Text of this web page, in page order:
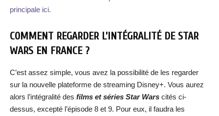
principale ici.
COMMENT REGARDER L’INTÉGRALITÉ DE STAR
WARS EN FRANCE ?
C’est assez simple, vous avez la possibilité de les regarder
sur la nouvelle plateforme de streaming Disney+. Vous aurez
alors l’intégralité des films et séries Star Wars cités ci-
dessus, excepté l’épisode 8 et 9. Pour eux, il faudra les